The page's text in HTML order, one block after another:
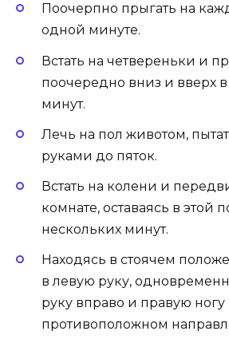
Поочерпно прыгать на
одной минуте.
Встать на четвереньки и
поочередно вниз и вверх
минут.
Лечь на пол животом,
руками до пяток.
Встать на колени и
комнате, оставаясь в этой
нескольких минут.
Находясь в стоячем
в левую руку,
руку вправо и правую ногу
противоположном